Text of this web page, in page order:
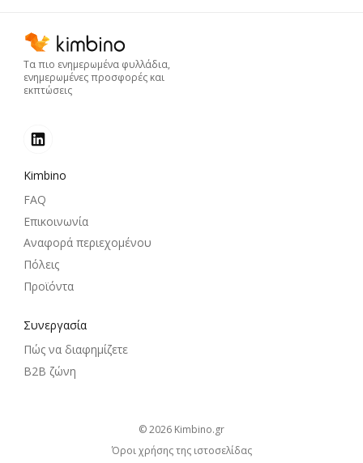
Τα πιο ενημερωμένα φυλλάδια,
ενημερωμένες προσφορές και
εκπτώσεις
Kimbino
FAQ
Επικοινωνία
Αναφορά περιεχομένου
Πόλεις
Προϊόντα
Συνεργασία
Πώς να διαφημίζετε
B2B ζώνη
© 2026
kimbino.gr
Όροι χρήσης της ιστοσελίδας